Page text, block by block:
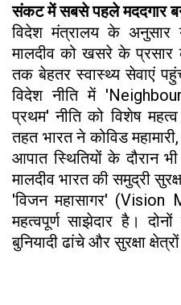
संकट में सबसे पहले मददगार
विदेश मंत्रालय के अनुसार
मालदीव को खसरे के प्रसार
तक बेहतर स्वास्थ्य सेवाएं
विदेश नीति में
प्रथम' नीति को विशेष
तहत भारत ने कोविड
आपात स्थितियों के दौरान
मालदीव भारत की समुद्री
'विजन महासागर' (Vision
महत्वपूर्ण साझेदार है।
बुनियादी ढांचे और सुरक्षा